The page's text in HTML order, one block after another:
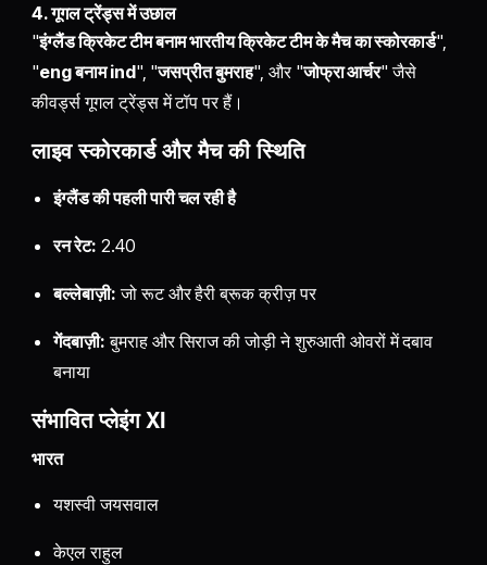
4. गूगल ट्रेंड्स में उछाल
"इंग्लैंड क्रिकेट टीम बनाम भारतीय क्रिकेट टीम के मैच का स्कोरकार्ड",
"eng बनाम ind", "जसप्रीत बुमराह", और "जोफ्रा आर्चर" जैसे
कीवर्ड्स गूगल ट्रेंड्स में टॉप पर हैं।
लाइव स्कोरकार्ड और मैच की स्थिति
इंग्लैंड की पहली पारी चल रही है
रन रेट: 2.40
बल्लेबाज़ी: जो रूट और हैरी ब्रूक क्रीज़ पर
गेंदबाज़ी: बुमराह और सिराज की जोड़ी ने शुरुआती ओवरों में दबाव
बनाया
संभावित प्लेइंग XI
भारत
यशस्वी जयसवाल
केएल राहुल